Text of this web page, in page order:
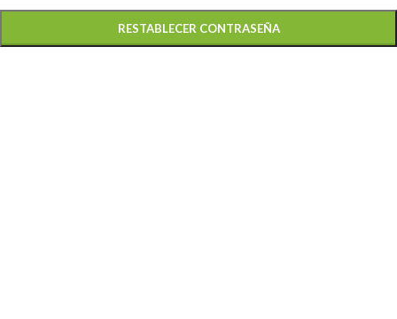
RESTABLECER CONTRASEÑA